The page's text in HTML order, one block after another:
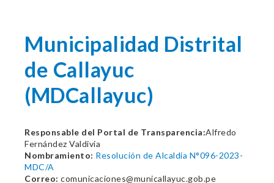
Municipalidad Distrital
de Callayuc
(MDCallayuc)
Responsable del Portal de Transparencia:Alfredo
Fernández Valdivia
Nombramiento: Resolución de Alcaldia N°096-2023-
MDC/A
Correo: comunicaciones@municallayuc.gob.pe